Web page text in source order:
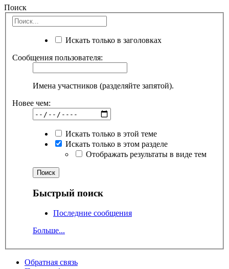
Поиск
Искать только в заголовках
Сообщения пользователя:
Имена участников (разделяйте запятой).
Новее чем:
Искать только в этой теме
Искать только в этом разделе
Отображать результаты в виде тем
Быстрый поиск
Последние сообщения
Больше...
Обратная связь